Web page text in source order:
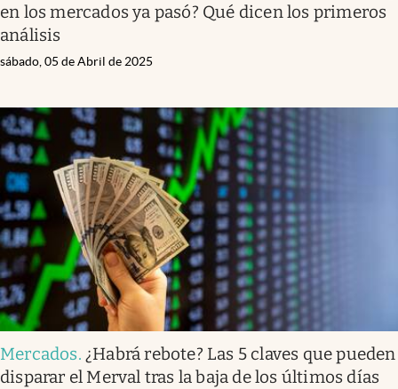
en los mercados ya pasó? Qué dicen los primeros
análisis
sábado, 05 de Abril de 2025
Mercados. ¿Habrá rebote? Las 5 claves que pueden
disparar el Merval tras la baja de los últimos días